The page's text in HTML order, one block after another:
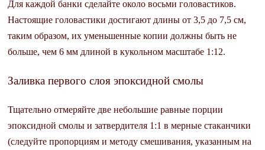
Для каждой банки сделайте около восьми головастиков.
Настоящие головастики достигают длины от 3,5 до 7,5 см,
таким образом, их уменьшенные копии должны быть не
больше, чем 6 мм длиной в кукольном масштабе 1:12.
Заливка первого слоя эпоксидной смолы
Тщательно отмеряйте две небольшие равные порции
эпоксидной смолы и затвердителя 1:1 в мерные стаканчики
(следуйте пропорциям и методу смешивания, указанным на